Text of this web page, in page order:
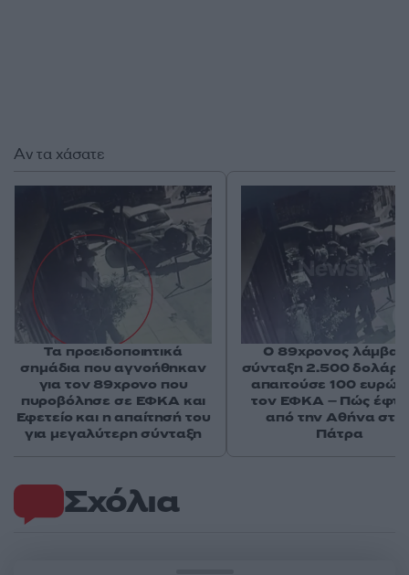
Σχόλια
Αν τα χάσατε
Τα προειδοποιητικά
σημάδια που αγνοήθηκαν
για τον 89χρονο που
πυροβόλησε σε ΕΦΚΑ και
Εφετείο και η απαίτησή του
για μεγαλύτερη σύνταξη
Ο 89χρονος
σύνταξη 2.500
απαιτούσε 100 ευρώ
τον ΕΦΚΑ – Πώς
από την Αθήνα
Πάτρα